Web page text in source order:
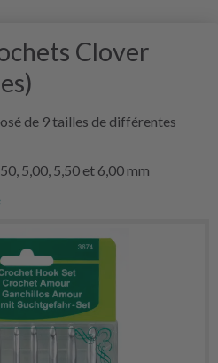
Clover
de 9 tailles de différentes
5,00, 5,50 et 6,00 mm